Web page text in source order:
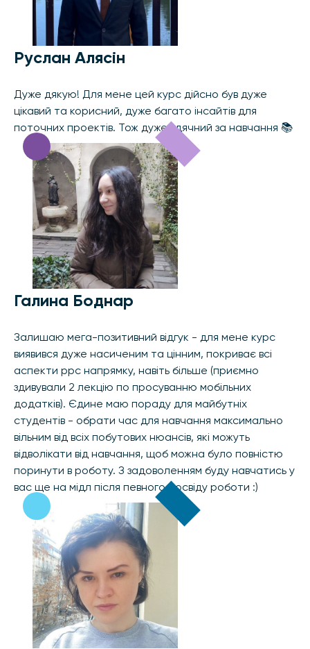
Руслан Алясін
Дуже дякую! Для мене цей курс дійсно був дуже
цікавий та корисний, дуже багато інсайтів для
поточних проектів. Тож дуже вдячний за навчання 📚
Галина Боднар
Залишаю мега-позитивний відгук - для мене курс
виявився дуже насиченим та цінним, покриває всі
аспекти ppc напрямку, навіть більше (приємно
здивували 2 лекцію по просуванню мобільних
додатків). Єдине маю пораду для майбутніх
студентів - обрати час для навчання максимально
вільним від всіх побутових нюансів, які можуть
відволікати від навчання, щоб можна було повністю
поринути в роботу. З задоволенням буду навчатись у
вас ще на мідл після певного досвіду роботи :)